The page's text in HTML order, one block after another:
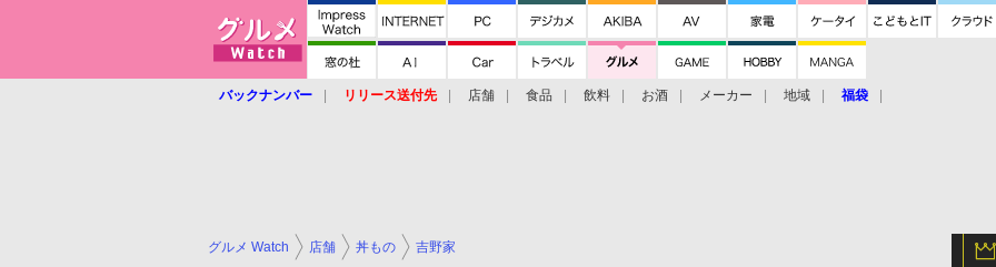
バックナンバー リリース送付先 店舗 食品 飲料 お酒 メーカー 地域 福袋
グルメ Watch 店舗 丼もの 吉野家